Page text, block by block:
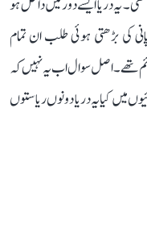
یہ دریا ایسے دور میں داخل ہو
پانی کی بڑھتی ہوئی طلب ان تمام
تھے۔ اصل سوال اب یہ نہیں کہ
میں کیا یہ دریا دونوں ریاستوں